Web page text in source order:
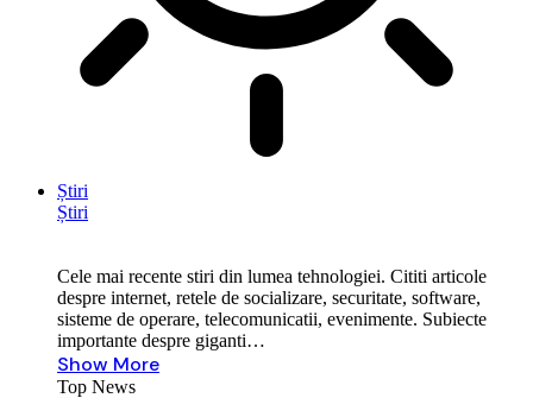
Știri
Știri
Cele mai recente stiri din lumea tehnologiei. Cititi articole
despre internet, retele de socializare, securitate, software,
sisteme de operare, telecomunicatii, evenimente. Subiecte
importante despre giganti…
Show More
Top News